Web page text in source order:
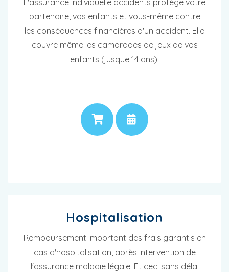
L'assurance individuelle accidents protège votre
partenaire, vos enfants et vous-même contre
les conséquences financières d'un accident. Elle
couvre même les camarades de jeux de vos
enfants (jusque 14 ans).
PRIX
Hospitalisation
Remboursement important des frais garantis en
cas d'hospitalisation, après intervention de
l'assurance maladie légale. Et ceci sans délai